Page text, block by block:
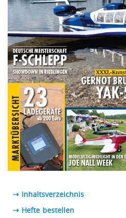
⇢ Inhaltsverzeichnis
⇢ Hefte bestellen